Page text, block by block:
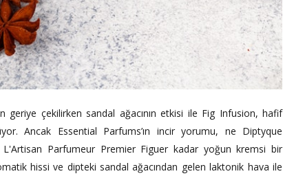
geriye çekilirken sandal ağacının etkisi ile Fig Infusion, hafif
Ancak Essential Parfums’ın incir yorumu, ne Diptyque
Parfumeur Premier Figuer kadar yoğun kremsi bir
hissi ve dipteki sandal ağacından gelen laktonik hava ile